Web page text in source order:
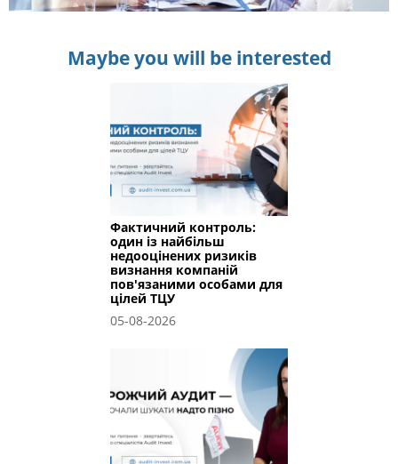
Maybe you will be interested
Фактичний контроль:
один із найбільш
недооцінених ризиків
визнання компаній
пов'язаними особами для
цілей ТЦУ
05-08-2026